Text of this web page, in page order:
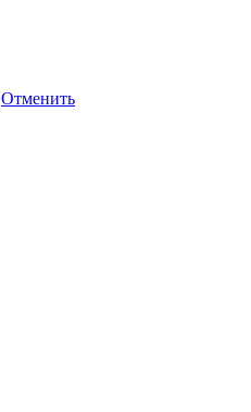
Отменить